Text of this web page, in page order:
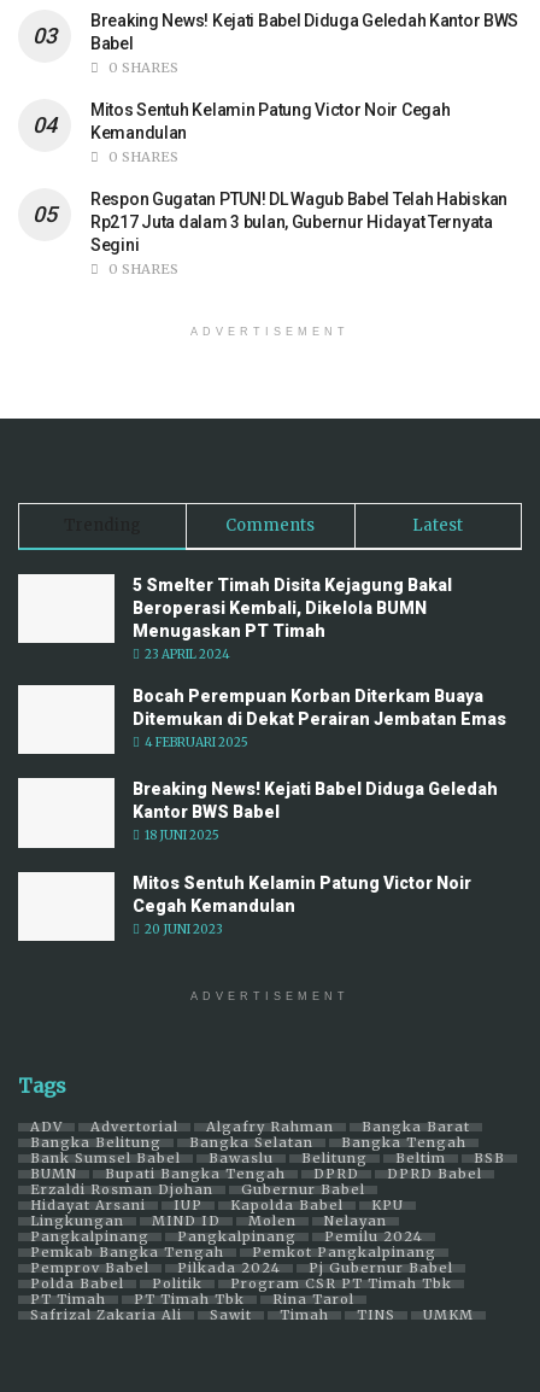
Breaking News! Kejati Babel Diduga Geledah Kantor BWS
Babel
0 SHARES
Mitos Sentuh Kelamin Patung Victor Noir Cegah
Kemandulan
0 SHARES
Respon Gugatan PTUN! DL Wagub Babel Telah Habiskan
Rp217 Juta dalam 3 bulan, Gubernur Hidayat Ternyata
Segini
0 SHARES
ADVERTISEMENT
Comments Latest
5 Smelter Timah Disita Kejagung Bakal
Beroperasi Kembali, Dikelola BUMN
Menugaskan PT Timah
23 APRIL 2024
Bocah Perempuan Korban Diterkam Buaya
Ditemukan di Dekat Perairan Jembatan Emas
4 FEBRUARI 2025
Breaking News! Kejati Babel Diduga Geledah
Kantor BWS Babel
18 JUNI 2025
Mitos Sentuh Kelamin Patung Victor Noir
Cegah Kemandulan
20 JUNI 2023
ADVERTISEMENT
Tags
ADV Advertorial Algafry Rahman
Bangka Barat
Bangka Belitung
Bangka Selatan
Bangka Tengah
Bank Sumsel Babel
Bawaslu Belitung Beltim
BSB
BUMN
Bupati Bangka Tengah DPRD
DPRD Babel
Erzaldi Rosman Djohan
Gubernur Babel
Hidayat Arsani
IUP Kapolda Babel
KPU
Lingkungan
MIND ID Molen
Nelayan
Pangkalpinang
Pangkalpinang
Pemilu 2024
Pemkab Bangka Tengah
Pemkot Pangkalpinang
Pemprov Babel
Pilkada 2024
Pj Gubernur Babel
Polda Babel
Politik
Program CSR PT Timah Tbk
PT Timah
PT Timah Tbk
Rina Tarol
Safrizal Zakaria Ali
Sawit Timah TINS UMKM